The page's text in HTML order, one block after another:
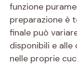
funzione
preparazione è
finale può
disponibili e
nelle proprie